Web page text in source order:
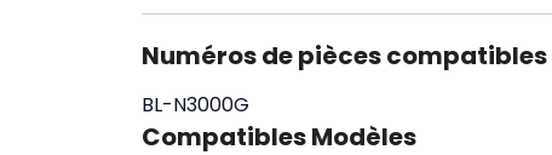
Numéros de pièces compatibles
BL-N3000G
Compatibles Modèles